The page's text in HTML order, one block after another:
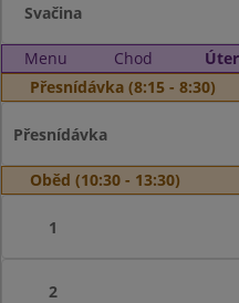
Svačina
Menu Chod
Přesnídávka (8:15 - 8:30)
Přesnídávka
Oběd (10:30 - 13:30)
1
2